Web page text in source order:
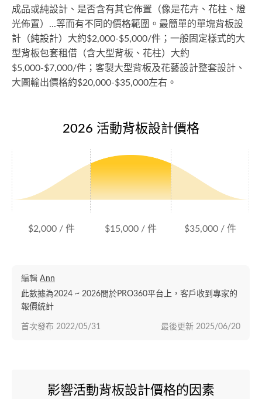
成品或純設計、是否含有其它佈置（像是花卉、花柱、燈
光佈置）...等而有不同的價格範圍。最簡單的單塊背板設
計（純設計）大約$2,000-$5,000/件；一般固定樣式的大
型背板包套租借（含大型背板、花柱）大約
$5,000-$7,000/件；客製大型背板及花藝設計整套設計、
大圖輸出價格約$20,000-$35,000左右。
2026 活動背板設計價格
$2,000 / 件 $15,000 / 件 $35,000 / 件
編輯 Ann
此數據為2024 ~ 2026間於PRO360平台上，客戶收到專家的
報價統計
最後更新 2025/06/20
首次發布 2022/05/31
影響活動背板設計價格的因素